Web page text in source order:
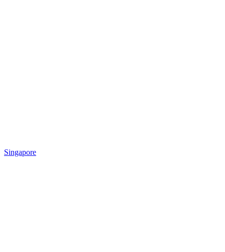
Singapore